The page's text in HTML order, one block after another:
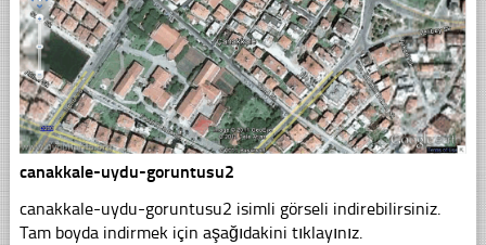
canakkale-uydu-goruntusu2
canakkale-uydu-goruntusu2 isimli görseli indirebilirsiniz.
Tam boyda indirmek için aşağıdakini tıklayınız.